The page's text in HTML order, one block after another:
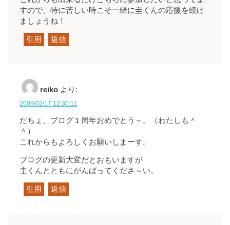
すので、特に苦しい時こそ一緒に圭くんの応援を続け
ましょうね！
引用 返信
reiko より:
2009/02/17 12:30:11
だちょ、ブログ１周年おめでとう～。（わたしも＾
＾）
これからもよろしくお願いしまーす。
ブログの更新大変だとおもいますが
圭くんとともにがんばってくださ～い。
引用 返信